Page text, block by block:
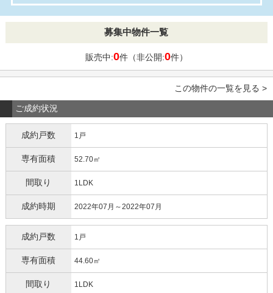
募集中物件一覧
販売中:0件（非公開:0件）
この物件の一覧を見る >
ご成約状況
成約戸数 1戸
専有面積 52.70㎡
間取り 1LDK
成約時期 2022年07月～2022年07月
成約戸数 1戸
専有面積 44.60㎡
間取り 1LDK